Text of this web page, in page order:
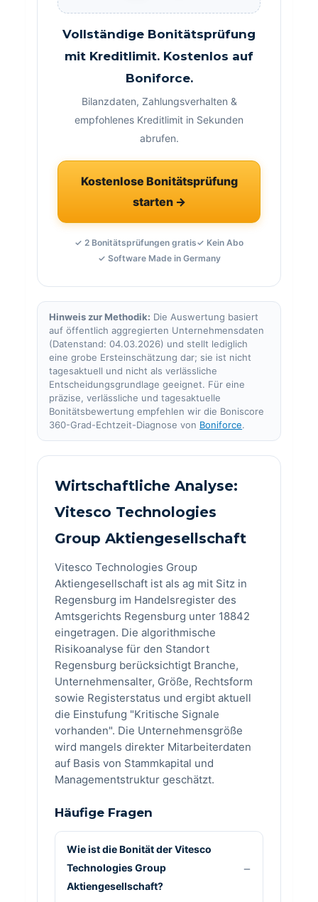
Vollständige Bonitätsprüfung
mit Kreditlimit. Kostenlos auf
Boniforce.
Bilanzdaten, Zahlungsverhalten &
empfohlenes Kreditlimit in Sekunden
abrufen.
Kostenlose Bonitätsprüfung
starten →
✓ 2 Bonitätsprüfungen gratis✓ Kein Abo
✓ Software Made in Germany
Hinweis zur Methodik: Die Auswertung basiert
auf öffentlich aggregierten Unternehmensdaten
(Datenstand: 04.03.2026) und stellt lediglich
eine grobe Ersteinschätzung dar; sie ist nicht
tagesaktuell und nicht als verlässliche
Entscheidungsgrundlage geeignet. Für eine
präzise, verlässliche und tagesaktuelle
Bonitätsbewertung empfehlen wir die Boniscore
360-Grad-Echtzeit-Diagnose von Boniforce.
Wirtschaftliche Analyse:
Vitesco Technologies
Group Aktiengesellschaft
Vitesco Technologies Group
Aktiengesellschaft ist als ag mit Sitz in
Regensburg im Handelsregister des
Amtsgerichts Regensburg unter 18842
eingetragen. Die algorithmische
Risikoanalyse für den Standort
Regensburg berücksichtigt Branche,
Unternehmensalter, Größe, Rechtsform
sowie Registerstatus und ergibt aktuell
die Einstufung "Kritische Signale
vorhanden". Die Unternehmensgröße
wird mangels direkter Mitarbeiterdaten
auf Basis von Stammkapital und
Managementstruktur geschätzt.
Häufige Fragen
Wie ist die Bonität der Vitesco
Technologies Group
Aktiengesellschaft?